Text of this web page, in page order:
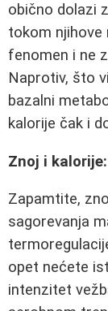
obično dolazi
tokom njihove
fenomen i ne
Naprotiv, što
bazalni
kalorije čak i
Znoj i
Zapamtite,
sagorevanja
opet nećete
intenzitet